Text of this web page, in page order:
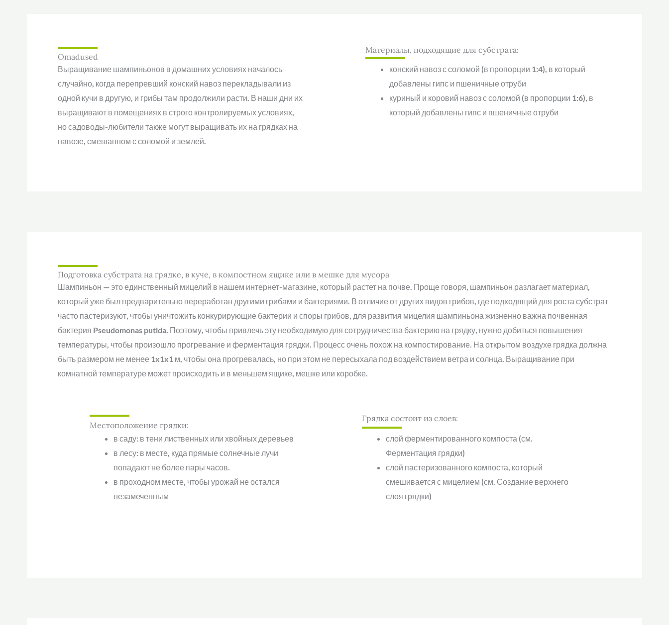
Omadused
Выращивание шампиньонов в домашних условиях началось
случайно, когда перепревший конский навоз перекладывали из
одной кучи в другую, и грибы там продолжили расти. В наши дни их
выращивают в помещениях в строго контролируемых условиях,
но садоводы-любители также могут выращивать их на грядках на
навозе, смешанном с соломой и землей.
Материалы, подходящие для субстрата:
конский навоз с соломой (в пропорции 1:4), в который
добавлены гипс и пшеничные отруби
куриный и коровий навоз с соломой (в пропорции 1:6), в
который добавлены гипс и пшеничные отруби
Подготовка субстрата на грядке, в куче, в компостном ящике или в мешке для мусора
Шампиньон — это единственный мицелий в нашем интернет-магазине, который растет на почве. Проще говоря, шампиньон разлагает материал,
который уже был предварительно переработан другими грибами и бактериями. В отличие от других видов грибов, где подходящий для роста субстрат
часто пастеризуют, чтобы уничтожить конкурирующие бактерии и споры грибов, для развития мицелия шампиньона жизненно важна почвенная
бактерия Pseudomonas putida. Поэтому, чтобы привлечь эту необходимую для сотрудничества бактерию на грядку, нужно добиться повышения
температуры, чтобы произошло прогревание и ферментация грядки. Процесс очень похож на компостирование. На открытом воздухе грядка должна
быть размером не менее 1x1x1 м, чтобы она прогревалась, но при этом не пересыхала под воздействием ветра и солнца. Выращивание при
комнатной температуре может происходить и в меньшем ящике, мешке или коробке.
Местоположение грядки:
в саду: в тени лиственных или хвойных деревьев
в лесу: в месте, куда прямые солнечные лучи
попадают не более пары часов.
в проходном месте, чтобы урожай не остался
незамеченным
Грядка состоит из слоев:
слой ферментированного компоста (см.
Ферментация грядки)
слой пастеризованного компоста, который
смешивается с мицелием (см. Создание верхнего
слоя грядки)